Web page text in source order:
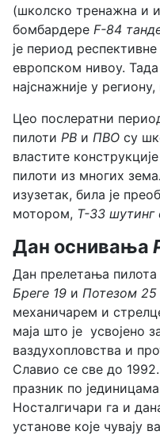
(школско тренажна и
бомбардере F-84
је период
европском нивоу. Тада
најснажније у
Цео послератни
пилоти РВ и ПВО су
властите
пилоти из многих
изузетак, била је
мотором, T-33 шутинг
Дан оснивања
Дан прелетања пилота
Бреге 19 и Потезом 25
механичарем и
маја што је усвојено
ваздухопловства и
Славио се све до
празник по
Носталгичари га и
установе које чувају